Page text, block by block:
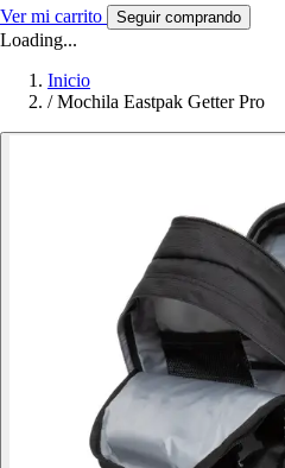
Ver mi carrito Seguir comprando
Loading...
Inicio
/ Mochila Eastpak Getter Pro